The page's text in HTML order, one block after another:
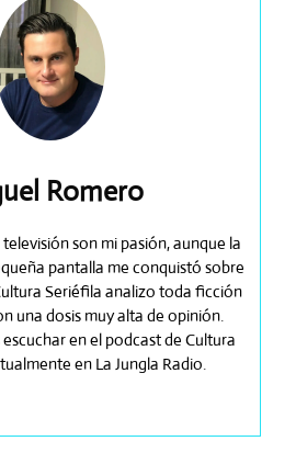
Romero
televisión son mi pasión, aunque la
pantalla me conquistó sobre
Seriéfila analizo toda ficción
una dosis muy alta de opinión.
en el podcast de Cultura
en La Jungla Radio.